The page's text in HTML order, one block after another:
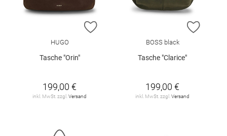
ZUR WUNSCHLISTE HINZUFÜGEN
HUGO
Tasche "Orin"
199,00 €
inkl. MwSt. zzgl. Versand
ZUR
BOSS black
Tasche "Clarice"
199,00 €
inkl. MwSt. zzgl. Versand